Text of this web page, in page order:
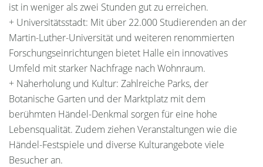
ist in weniger als zwei Stunden gut zu erreichen.
+ Universitätsstadt: Mit über 22.000 Studierenden an der
Martin-Luther-Universität und weiteren renommierten
Forschungseinrichtungen bietet Halle ein innovatives
Umfeld mit starker Nachfrage nach Wohnraum.
+ Naherholung und Kultur: Zahlreiche Parks, der
Botanische Garten und der Marktplatz mit dem
berühmten Händel-Denkmal sorgen für eine hohe
Lebensqualität. Zudem ziehen Veranstaltungen wie die
Händel-Festspiele und diverse Kulturangebote viele
Besucher an.